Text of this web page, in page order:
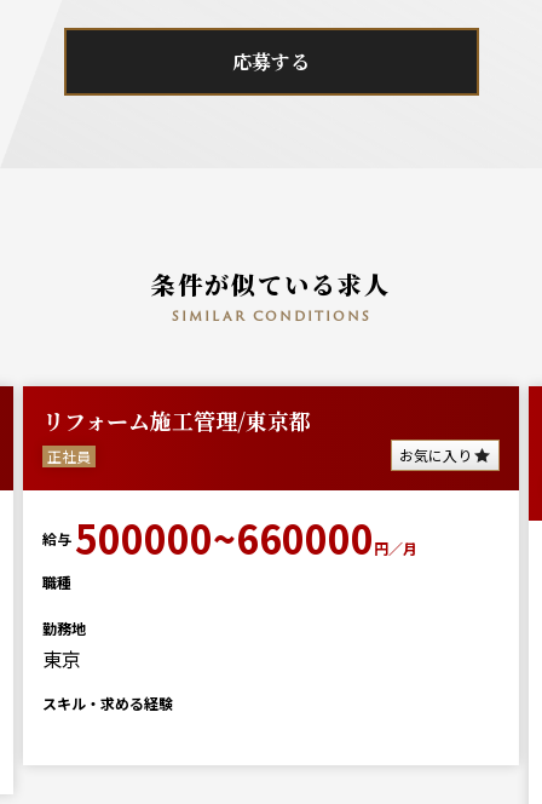
応募する
条件が似ている求人
similar conditions
リフォーム施工管理/東京都
正社員 お気に入り
給与 500000~660000円／月
職種
勤務地
東京
スキル・求める経験